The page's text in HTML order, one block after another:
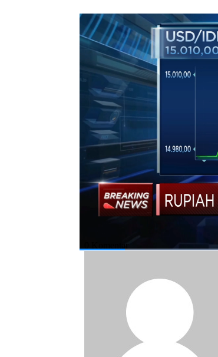
Jakarta, CNBC Indonesia-
suku bunga acuan The Fed
Mata Uang Garuda pada
15.010.
Selengkapnya simak
Bagikan:
#rupiah #dolar as